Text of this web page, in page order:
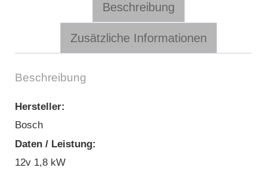
Beschreibung
Zusätzliche Informationen
Beschreibung
Hersteller:
Bosch
Daten / Leistung:
12v 1,8 kW